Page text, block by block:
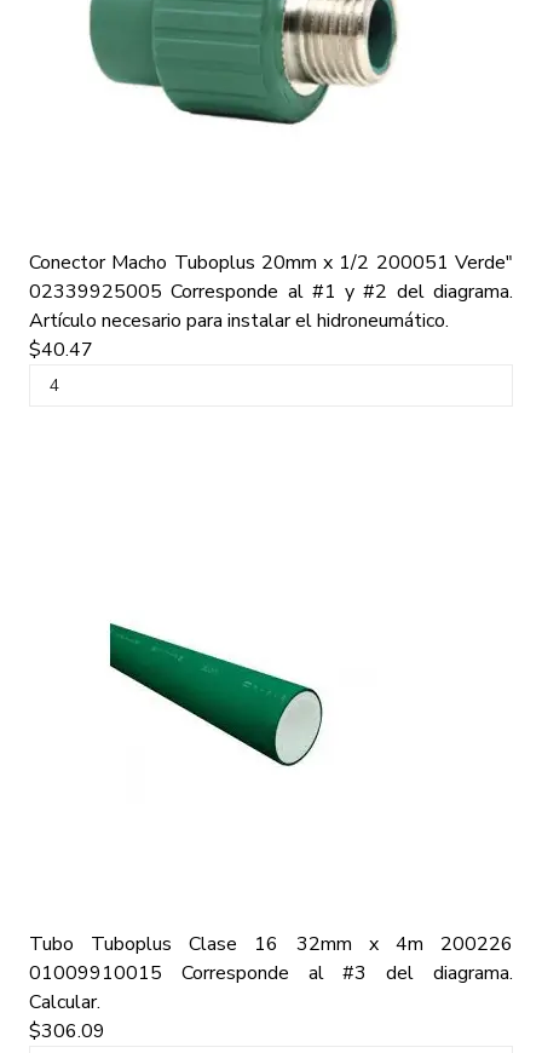
Conector Macho Tuboplus 20mm x 1/2 200051 Verde"
02339925005 Corresponde al #1 y #2 del diagrama.
Artículo necesario para instalar el hidroneumático.
$40.47
Tubo Tuboplus Clase 16 32mm x 4m 200226
01009910015
Corresponde al #3 del diagrama.
Calcular.
$306.09